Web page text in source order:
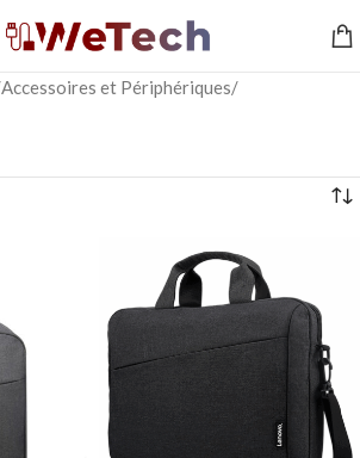
Accessoires et Périphériques